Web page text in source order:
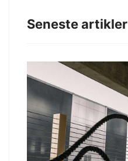
Seneste artikler